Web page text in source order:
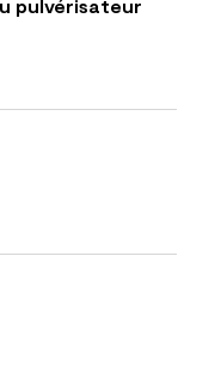
pulvérisateur